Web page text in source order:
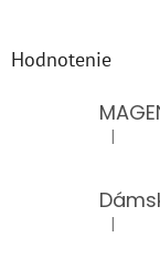
Hodnotenie
|
|